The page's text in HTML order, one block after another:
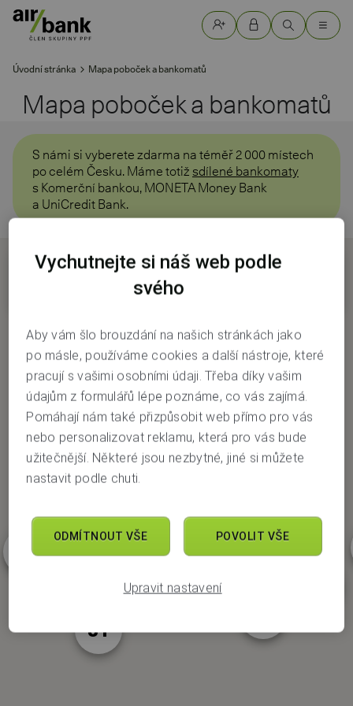
Mapa poboček a bankomatů
Mapa poboček a bankomatů
Úvodní stránka
S námi si vyberete zdarma na téměř 2 000 místech
po celém Česku. Máme totiž sdílené bankomaty
s Komerční bankou, MONETA Money Bank
a UniCredit Bank.
Vyhledat obchodní místo
Vyhledat podle mé polohy
Pobočky
Bankomaty
Vkladomaty
56
465
77
81
134
104
28
5
Vychutnejte si náš web podle
svého
Aby vám šlo brouzdání na našich stránkách jako
po másle, používáme cookies a další nástroje, které
pracují s vašimi osobními údaji. Třeba díky vašim
údajům z formulářů lépe poznáme, co vás zajímá.
Pomáhají nám také přizpůsobit web přímo pro vás
nebo personalizovat reklamu, která pro vás bude
užitečnější. Některé jsou nezbytné, jiné si můžete
nastavit podle chuti.
ODMÍTNOUT VŠE POVOLIT VŠE
Upravit nastavení